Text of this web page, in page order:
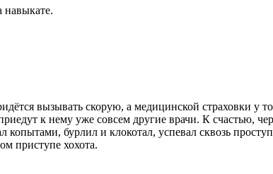
навыкате.
вызывать скорую, а медицинской страховки у
к нему уже совсем другие врачи. К счастью,
копытами, бурлил и клокотал, успевал сквозь
приступе хохота.